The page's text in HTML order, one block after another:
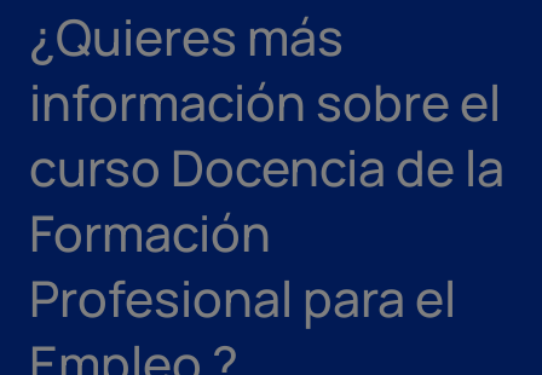
¿Quieres más
información sobre el
curso Docencia de la
Formación
Profesional para el